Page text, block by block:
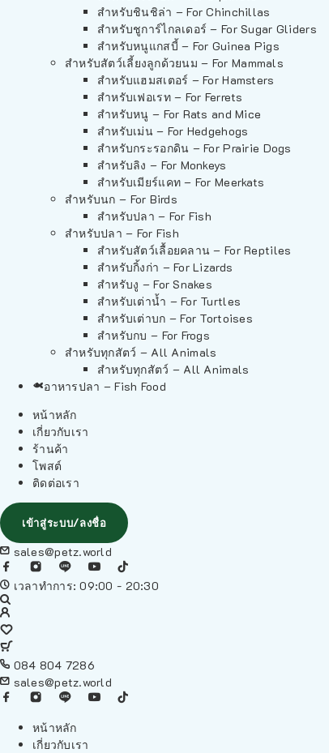
สำหรับชินชิล่า – For Chinchillas
สำหรับชูการ์ไกลเดอร์ – For Sugar Gliders
สำหรับหนูแกสบี้ – For Guinea Pigs
สำหรับสัตว์เลี้ยงลูกด้วยนม – For Mammals
สำหรับแฮมสเตอร์ – For Hamsters
สำหรับเฟอเรท – For Ferrets
สำหรับหนู – For Rats and Mice
สำหรับเม่น – For Hedgehogs
สำหรับกระรอกดิน – For Prairie Dogs
สำหรับลิง – For Monkeys
สำหรับเมียร์แคท – For Meerkats
สำหรับนก – For Birds
สำหรับปลา – For Fish
สำหรับปลา – For Fish
สำหรับสัตว์เลื้อยคลาน – For Reptiles
สำหรับกิ้งก่า – For Lizards
สำหรับงู – For Snakes
สำหรับเต่าน้ำ – For Turtles
สำหรับเต่าบก – For Tortoises
สำหรับกบ – For Frogs
สำหรับทุกสัตว์ – All Animals
สำหรับทุกสัตว์ – All Animals
อาหารปลา – Fish Food
หน้าหลัก
เกี่ยวกับเรา
ร้านค้า
โพสต์
ติดต่อเรา
เข้าสู่ระบบ/ลงชื่อ
sales@petz.world
เวลาทำการ: 09:00 - 20:30
084 804 7286
sales@petz.world
หน้าหลัก
เกี่ยวกับเรา